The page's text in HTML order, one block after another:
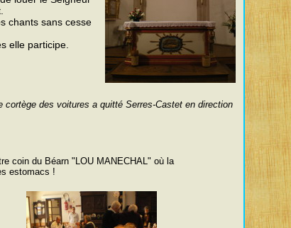
chants sans cesse
elle participe.
des voitures a quitté Serres-Castet en direction
coin du Béarn "LOU MANECHAL" où la
estomacs !